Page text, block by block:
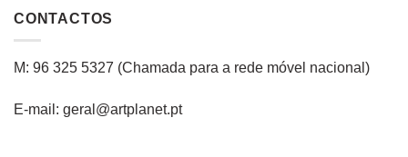
CONTACTOS
M: 96 325 5327 (Chamada para a rede móvel nacional )
E-mail: geral@artplanet.pt